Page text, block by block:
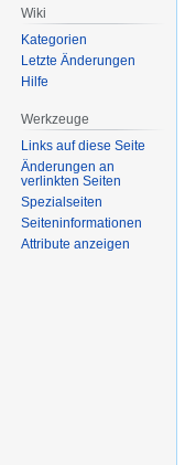
Wiki
Kategorien
Letzte Änderungen
Hilfe
Werkzeuge
Links auf diese Seite
Änderungen an
verlinkten Seiten
Spezialseiten
Seiten­informationen
Attribute anzeigen